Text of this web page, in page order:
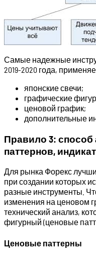
Самые надежные
2019-2020 года,
японские свечи;
графические
ценовой график;
дополнительные
Правило 3: способ
паттернов,
Для рынка Форекс
при создании которых
разные инструменты.
изменения на ценовом
технический анализ,
фигурный (ценовые
Ценовые паттерны